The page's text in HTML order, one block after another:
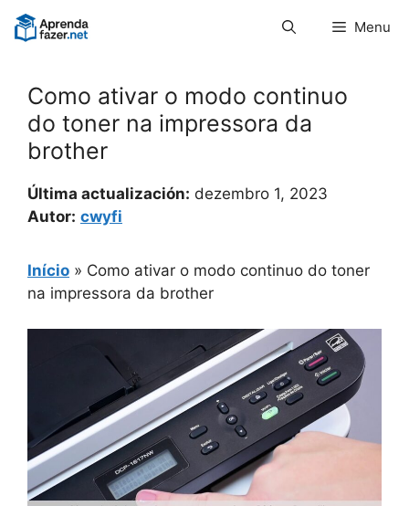
Pular
para
Menu
Como ativar o modo continuo
do toner na impressora da
brother
Última actualización: dezembro 1, 2023
Autor: cwyfi
Início » Como ativar o modo continuo do toner
na impressora da brother